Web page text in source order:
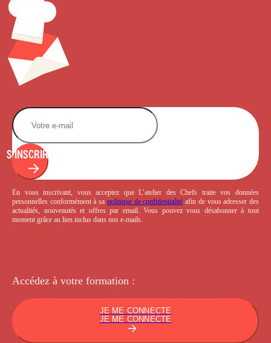
S'INSCRIRE
En vous inscrivant, vous acceptez que L’atelier des Chefs traite vos données
personnelles conformément à sa politique de confidentialité afin de vous adresser des
actualités, nouveautés et offres par email. Vous pouvez vous désabonner à tout
moment grâce au lien inclus dans nos e-mails.
Accédez à votre formation :
JE ME CONNECTE
JE ME CONNECTE